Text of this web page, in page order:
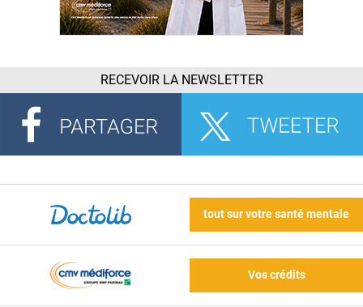
RECEVOIR LA NEWSLETTER
tout sur votre santé mentale
Vos crédits